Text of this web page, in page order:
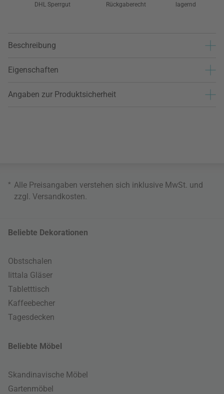
DHL Sperrgut
Rückgaberecht
lagernd
Beschreibung
Eigenschaften
Angaben zur Produktsicherheit
* Alle Preisangaben verstehen sich inklusive MwSt. und
zzgl. Versandkosten
Beliebte Dekorationen
Obstschalen
Iittala Gläser
Tabletttisch
Kaffeebecher
Tagesdecken
Beliebte Möbel
Skandinavische Möbel
Gartenmöbel